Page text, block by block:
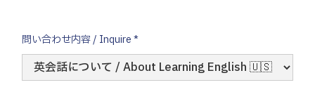
問い合わせ内容 / Inquire *